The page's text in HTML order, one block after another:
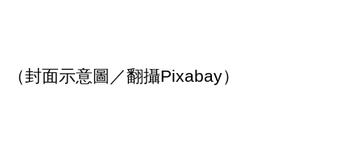
（封面示意圖／翻攝Pixabay）